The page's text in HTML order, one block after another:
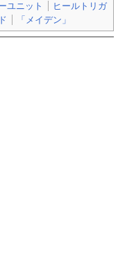
ユニット
ヒールトリガ
「メイデン」